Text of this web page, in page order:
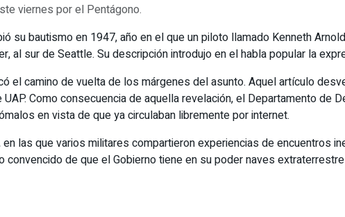
viernes por el Pentágono.
su bautismo en 1947, año en el que un piloto llamado Kenneth
sur de Seattle. Su descripción introdujo en el habla popular la
el camino de vuelta de los márgenes del asunto. Aquel artículo
Como consecuencia de aquella revelación, el Departamento de
en vista de que ya circulaban libremente por internet.
las que varios militares compartieron experiencias de encuentros
de que el Gobierno tiene en su poder naves